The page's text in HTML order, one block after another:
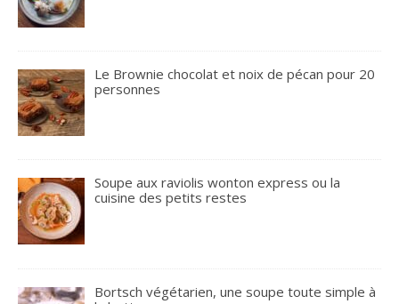
Le Brownie chocolat et noix de pécan pour 20
personnes
Soupe aux raviolis wonton express ou la
cuisine des petits restes
Bortsch végétarien, une soupe toute simple à